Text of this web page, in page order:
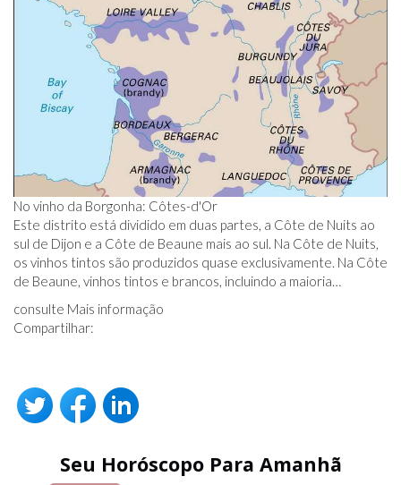
No vinho da Borgonha: Côtes-d'Or
Este distrito está dividido em duas partes, a Côte de Nuits ao
sul de Dijon e a Côte de Beaune mais ao sul. Na Côte de Nuits,
os vinhos tintos são produzidos quase exclusivamente. Na Côte
de Beaune, vinhos tintos e brancos, incluindo a maioria…
consulte Mais informação
Compartilhar:
Seu Horóscopo Para Amanhã